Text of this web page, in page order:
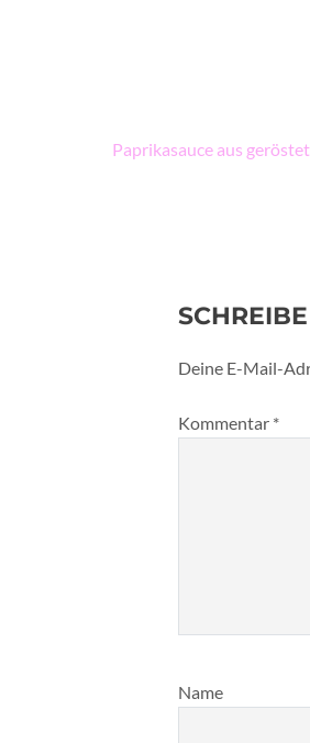
Paprikasauce aus
Deine E-Mail-
Kommentar *
Name